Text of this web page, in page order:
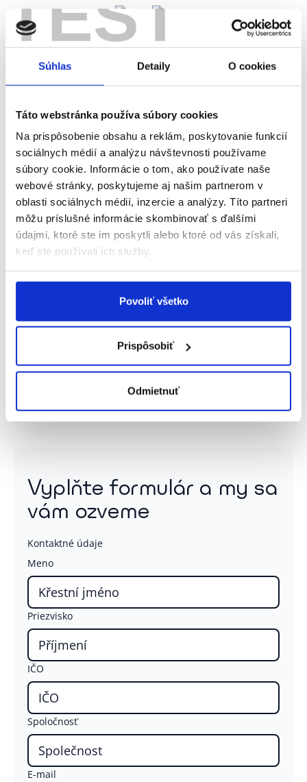
TEST
Súhlas Detaily O cookies
Táto webstránka používa súbory cookies
Na prispôsobenie obsahu a reklám, poskytovanie funkcií
sociálnych médií a analýzu návštevnosti používame
súbory cookie. Informácie o tom, ako používate naše
webové stránky, poskytujeme aj našim partnerom v
oblasti sociálnych médií, inzercie a analýzy. Títo partneri
môžu príslušné informácie skombinovať s ďalšími
údajmi, ktoré ste im poskytli alebo ktoré od vás získali,
keď ste používali ich služby.
Povoliť všetko
Prispôsobiť
Odmietnuť
GRiT pomáha firmám riadiť celý cyklus obchodných
vzťahov– od napojenia partnerov a práce s produktovými
dátami cez objednávky, dodávky, skladové riadenie a
obchodné doklady až po vyhodnocovanie dodávateľov a
legislatívne povinnosti.
Prepájame obchodnú sieť s
internými procesmi firmytak, aby nákup, sklad, logistika a
financie pracovali nad rovnakými dátami a nadväzovali na
seba v jednom riadenom toku.
Do spolupráce vstupujeme ako európsky partner, ktorý
rozumie obchodnej sieti aj vnútornému fungovaniu firmy.
Pomáhame zjednotiť dáta, doklady, partnerov
procesy do jedného ekosystému, ktorý firmám umožňuje
zvládnuť vyšší objem transakcií, rastúce nároky biznisu aj
nové legislatívne povinnosti bez ďalšej roztrieštenosti.
Vyplňte formulár a my sa
vám ozveme
Kontaktné údaje
Meno
Priezvisko
IČO
Spoločnosť
E-mail